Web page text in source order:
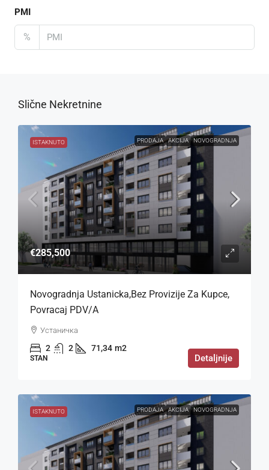
PMI
%
Slične Nekretnine
ISTAKNUTO PRODAJA AKCIJA NOVOGRADNJA
€285,500
Novogradnja Ustanicka,bez Provizije Za Kupce,
Povracaj PDV/a
Устаничка
2 2 71,34 m2
STAN Detaljnije
ISTAKNUTO PRODAJA AKCIJA NOVOGRADNJA